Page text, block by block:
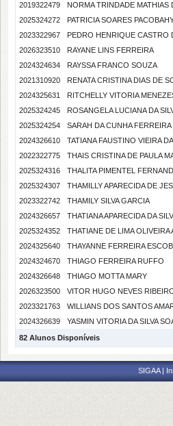
2019322479
NORMA TRINDADE MATHIAS
2025324272
PATRICIA SOARES
2023322967
PEDRO HENRIQUE CASTRO
2026323510
RAYANE LINS FERREIRA
2024324634
RAYSSA FRANCO SOUZA
2021310920
RENATA CRISTINA DIAS DE
2024325631
RITCHELLY VITORIA
2025324245
ROSANGELA LUCIANA DA
2025324254
SARAH DA CUNHA FERREIRA
2024326610
TATIANA FAUSTINO VIEIRA
2022322775
THAIS CRISTINA DE PAULA
2025324316
THALITA PIMENTEL
2025324307
THAMILLY APARECIDA DE
2023322742
THAMILY SILVA GARCIA
2024326657
THATIANA APARECIDA DA
2025324352
THATIANE DE LIMA OLIVEIRA
2024325640
THAYANNE FERREIRA
2024324670
THIAGO FERREIRA RUFFO
2024326648
THIAGO MOTTA MARY
2026323500
VITOR HUGO NEVES
2023321763
WILLIANS DOS SANTOS
2024326639
YASMIN VITORIA DA SILVA
82 Alunos Disponíveis
SIGAA |